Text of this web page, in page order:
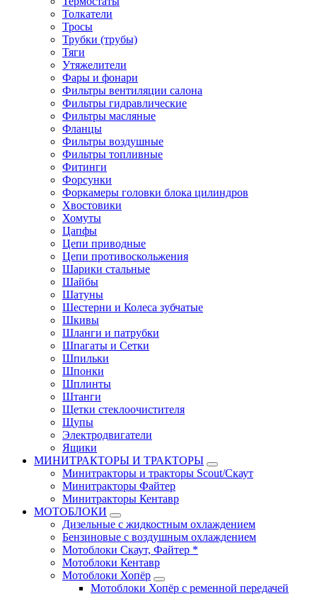
Толкатели
Тросы
Трубки (трубы)
Тяги
Утяжелители
Фары и фонари
Фильтры вентиляции салона
Фильтры гидравлические
Фильтры масляные
Фланцы
Фильтры воздушные
Фильтры топливные
Фитинги
Форсунки
Форкамеры головки блока цилиндров
Хвостовики
Хомуты
Цапфы
Цепи приводные
Цепи противоскольжения
Шарики стальные
Шайбы
Шатуны
Шестерни и Колеса зубчатые
Шкивы
Шланги и патрубки
Шпагаты и Сетки
Шпильки
Шпонки
Шплинты
Штанги
Щетки стеклоочистителя
Щупы
Электродвигатели
Ящики
МИНИТРАКТОРЫ И ТРАКТОРЫ
Минитракторы и тракторы Scout/Скаут
Минитракторы Файтер
Минитракторы Кентавр
МОТОБЛОКИ
Дизельные с жидкостным охлаждением
Бензиновые с воздушным охлаждением
Мотоблоки Скаут, Файтер *
Мотоблоки Кентавр
Мотоблоки Хопёр
Мотоблоки Хопёр с ременной передачей